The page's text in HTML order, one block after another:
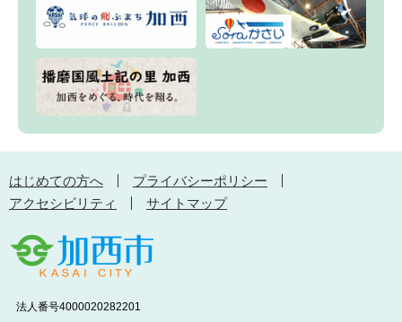
はじめての方へ
プライバシーポリシー
アクセシビリティ
サイトマップ
法人番号4000020282201